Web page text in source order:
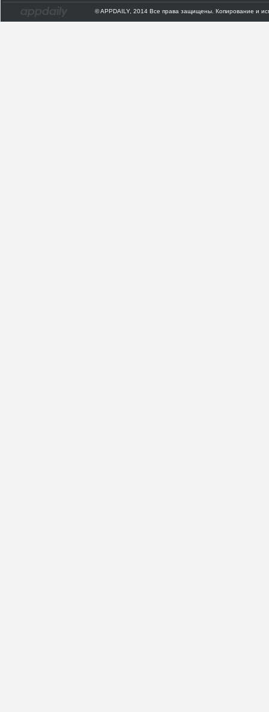
© APPDAILY, 2014 Все права защищены. Копирование и